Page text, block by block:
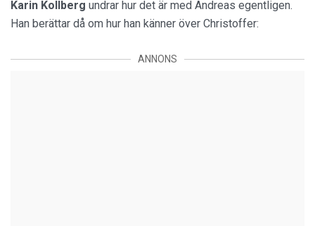
Karin Kollberg undrar hur det är med Andreas egentligen.
Han berättar då om hur han känner över Christoffer:
ANNONS